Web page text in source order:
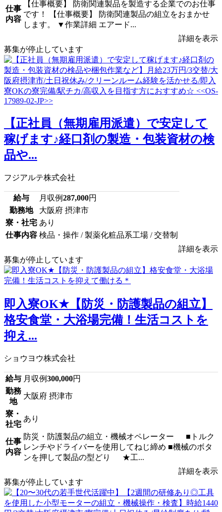
仕事
内容
【仕事概要】 防衛関連製品を製造する企業でのお仕事
です！ 【仕事概要】 防衛関連製品の組立をおまかせ
します。 ▼作業詳細 エアード...
詳細を表示
募集が停止しています
【正社員（無期雇用派遣）で安定して
稼げます♪経口剤の製造・包装資材の検
品や...
フジアルテ株式会社
給与 月収例287,000円
勤務地
大阪府 摂津市
寮・社宅 あり
仕事内容 検品・操作 / 製薬化粧品系工場 / 交替制
詳細を表示
募集が停止しています
即入寮OK★【防災・防護製品の組立】
格安食堂・大浴場完備！生活コストを
抑え...
ショウヨウ株式会社
給与 月収例300,000円
勤務
地
大阪府 摂津市
寮・
社宅
あり
仕事
内容
防災・防護製品の組立・機械オペレーター ■トルク
レンチやドライバーを使用してねじ締め ■機械のボタ
ンを押して製品の型どり ★工...
詳細を表示
募集が停止しています